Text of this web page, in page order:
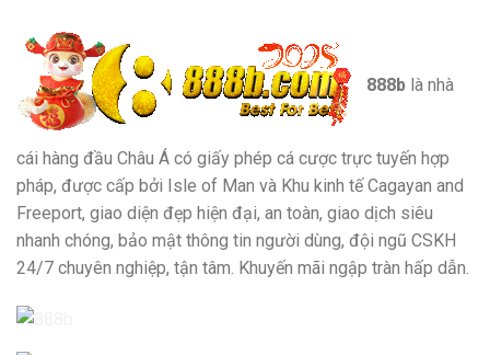
888b là nhà
cái hàng đầu Châu Á có giấy phép cá cược trực tuyến hợp
pháp, được cấp bởi Isle of Man và Khu kinh tế Cagayan and
Freeport, giao diện đẹp hiện đại, an toàn, giao dịch siêu
nhanh chóng, bảo mật thông tin người dùng, đội ngũ CSKH
24/7 chuyên nghiệp, tận tâm. Khuyến mãi ngập tràn hấp dẫn.